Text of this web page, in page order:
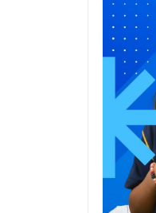
das Emas e Água Quente